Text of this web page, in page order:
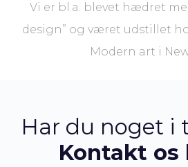
Vi er bl.a. blevet hædret
design” og været udstillet
Modern art i
Har du noget i
Kontakt os